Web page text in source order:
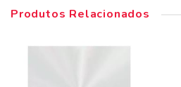
Produtos Relacionados